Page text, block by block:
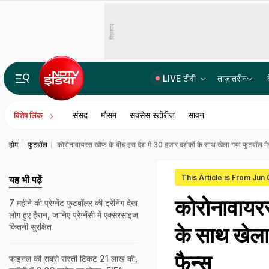
विज्ञापन
LIVE टीवी ताज़ातरीन
विशेष लिंक संसद मौसम सक्सेस स्टोरीज सावन
होम फ़ुटबॉल कोरोनावायरस खौफ के बीच इस देश में 30 हजार दर्शकों के साथ खेला गया फुटबॉल
This Article is From Jun
के साथ खेला
फैन्स
यह भी पढ़ें
7 महीने की प्रेग्नेंट फुटबॉलर की ट्रेनिंग देख
लोग हुए हैरान, जानिए प्रेग्नेंसी में एक्सरसाइज
कितनी सुरक्षित
फाइनल की सबसे सस्ती टिकट 21 लाख की,